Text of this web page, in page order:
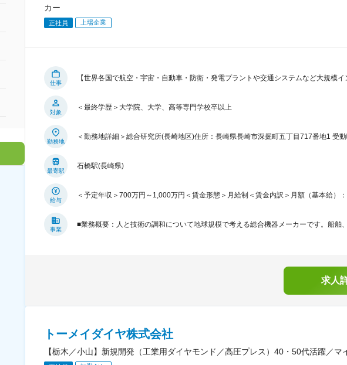
カー
正社員 上場企業
仕事
【世界各国で航空・宇宙・自動車・防衛・発電プラントや交通システムなど大規模
対象
＜最終学歴＞大学院、大学、高等専門学校卒以上
勤務地
＜勤務地詳細＞総合研究所(長崎地区)住所：長崎県長崎市深掘町五丁目717番地1 受
最寄駅
石橋駅(長崎県)
給与
＜予定年収＞700万円～1,000万円＜賃金形態＞月給制＜賃金内訳＞月額（基本給）
事業
■業務概要：人と技術の調和について地球規模で考える総合機器メーカーです。船舶
求人
トーメイダイヤ株式会社
【栃木／小山】新規開発（工業用ダイヤモンド／高圧プレス）40・50代活躍／マ